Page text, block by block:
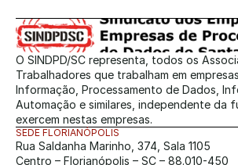
O SINDPD/SC representa, todos os
Trabalhadores que trabalham em
Informação, Processamento de Dados,
Automação e similares, independente da
exercem nestas empresas.
SEDE FLORIANÓPOLIS
Rua Saldanha Marinho, 374, Sala 1105
Centro – Florianópolis – SC – 88.010-450